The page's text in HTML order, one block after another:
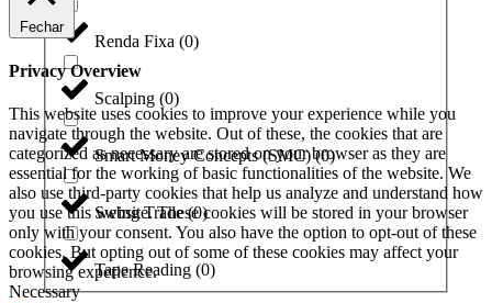
Renda Fixa (0)
Scalping (0)
Smart Money Concepts (SMC)(0)
Swing Trade(0)
Tape Reading (0)
Fechar
Privacy Overview
This website uses cookies to improve your experience while you
navigate through the website. Out of these, the cookies that are
categorized as necessary are stored on your browser as they are
essential for the working of basic functionalities of the website. We
also use third-party cookies that help us analyze and understand how
you use this website. These cookies will be stored in your browser
only with your consent. You also have the option to opt-out of these
cookies. But opting out of some of these cookies may affect your
browsing experience.
Necessary